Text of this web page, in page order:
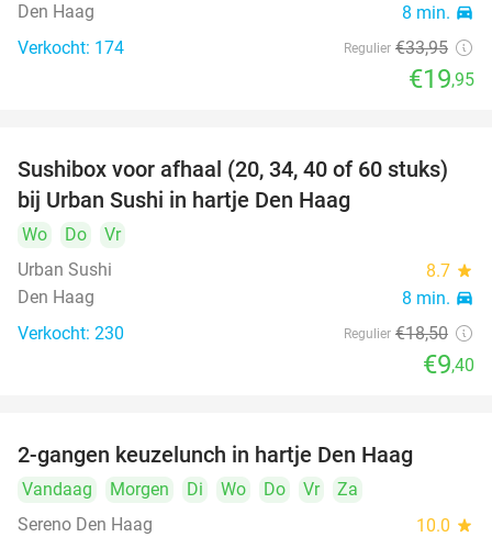
Den Haag 8 min. directions_car
Verkocht: 174 Regulier €33,95
€19,95
49%
Sushibox voor afhaal (20, 34, 40 of 60 stuks)
bij Urban Sushi in hartje Den Haag
Wo Do
Vr
Urban Sushi
8.7 star
Den Haag 8 min. directions_car
Verkocht: 230 Regulier €18,50
€9,40
2-gangen keuzelunch in hartje Den Haag
Vandaag Morgen Di Wo Do Vr
Za
Sereno Den Haag
10.0 star